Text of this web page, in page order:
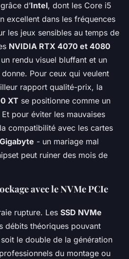
d’Intel, dont les Core i5
excellent dans les fréquences
les jeux sensibles au temps de
NVIDIA RTX 4070 et 4080
rendu visuel bluffant et un
Pour ceux qui veulent
rapport qualité-prix, la
XT se positionne comme un
pour éviter les mauvaises
compatibilité avec les cartes
- un mariage mal
peut ruiner des mois de
avec le NVMe PCIe
rupture. Les SSD NVMe
débits théoriques pouvant
le double de la génération
du montage ou